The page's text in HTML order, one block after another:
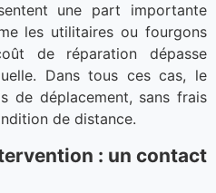
une part importante
les utilitaires ou fourgons
de réparation dépasse
Dans tous ces cas, le
de déplacement, sans frais
de distance.
: un contact